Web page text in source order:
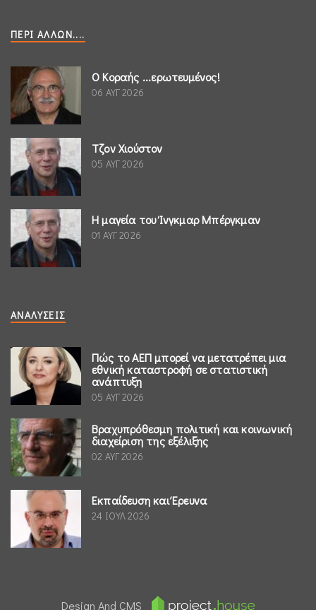
ΠΕΡΊ ΆΛΛΩΝ....
Ο Κοραής ...ερωτευμένος!
06 ΑΥΓ 2026
Τζον Χιούστον
05 ΑΥΓ 2026
Η μαγεία του Ίνγκμαρ Μπέργκμαν
01 ΑΥΓ 2026
ΑΝΑΛΎΣΕΙΣ
Πώς το ΑΕΠ μπορεί να μετατρέπει μια
εθνική καταστροφή σε στατιστική
ανάπτυξη
05 ΑΥΓ 2026
Βραχυπρόθεσμη πολιτική και κοινωνική
διαχείριση της εξέλιξης
02 ΑΥΓ 2026
Εκπαίδευση και Έρευνα
24 ΙΟΥΛ 2026
Design And CMS